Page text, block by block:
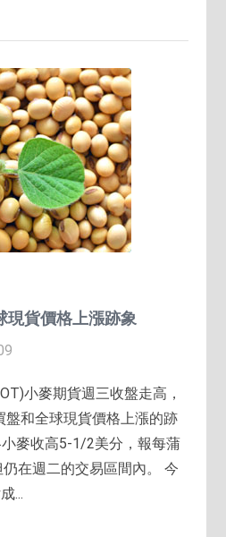
現貨價格上漲跡象
小麥期貨週三收盤走高，
盤和全球現貨價格上漲的跡
麥收高5-1/2美分，報每蒲
在週二的交易區間內。 今
...